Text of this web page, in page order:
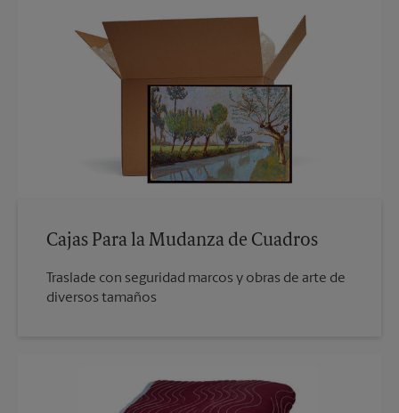
Cajas Para la Mudanza de Cuadros
Traslade con seguridad marcos y obras de arte de
diversos tamaños